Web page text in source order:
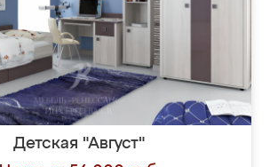
Детская "Август"